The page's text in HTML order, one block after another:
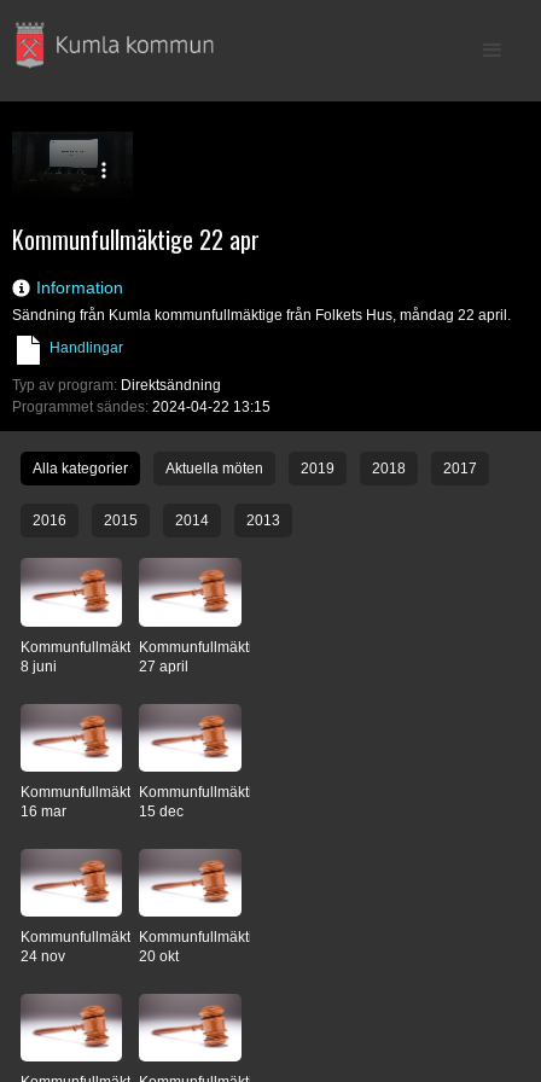
Kommunfullmäktige 22 apr
Information
Sändning från Kumla kommunfullmäktige från Folkets Hus, måndag 22 april.
Handlingar
Typ av program: Direktsändning
Programmet sändes: 2024-04-22 13:15
Alla kategorier Aktuella möten 2019 2018 2017
2016 2015 2014 2013
Kommunfullmäktige
8 juni
Kommunfullmäktige
27 april
Kommunfullmäktige
16 mar
Kommunfullmäktige
15 dec
Kommunfullmäktige
24 nov
Kommunfullmäktige
20 okt